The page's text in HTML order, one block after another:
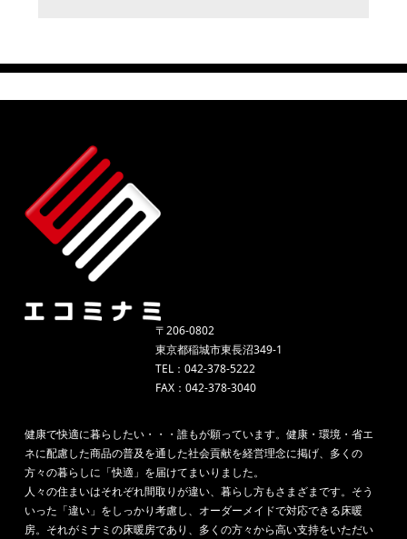
〒206-0802
東京都稲城市東長沼349-1
TEL：042-378-5222
FAX：042-378-3040
健康で快適に暮らしたい・・・誰もが願っています。健康・環境・省エ
ネに配慮した商品の普及を通した社会貢献を経営理念に掲げ、多くの
方々の暮らしに「快適」を届けてまいりました。
人々の住まいはそれぞれ間取りが違い、暮らし方もさまざまです。そう
いった「違い」をしっかり考慮し、オーダーメイドで対応できる床暖
房。それがミナミの床暖房であり、多くの方々から高い支持をいただい